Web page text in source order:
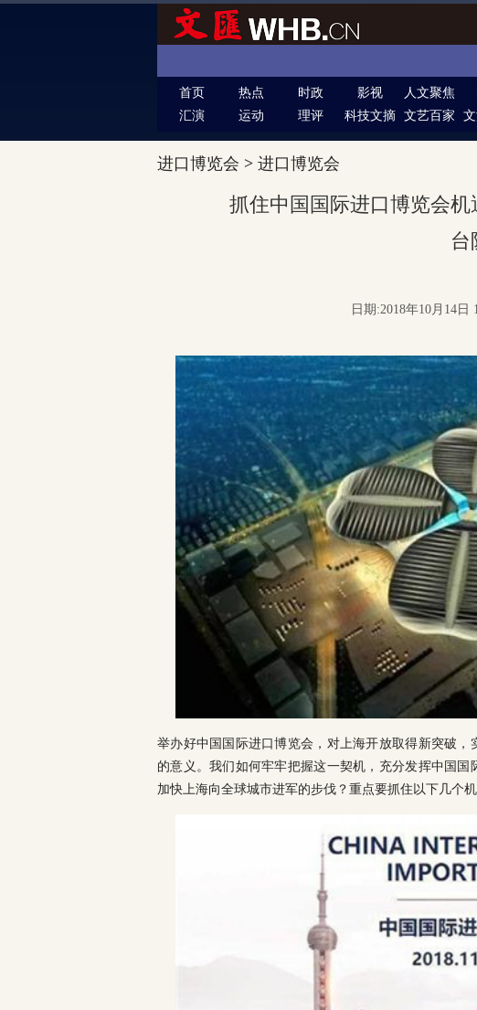
首页 热点 时政 影视 人文聚焦
汇演
运动 理评 科技文摘 文艺百家
进口博览会 > 进口博览会
抓住中国国际进口博览会
台
日期:2018年10月14日
举办好中国国际进口博览会，对上海开放取得新突破
的意义。我们如何牢牢把握这一契机，充分发挥中国
加快上海向全球城市进军的步伐？重点要抓住以下几个机